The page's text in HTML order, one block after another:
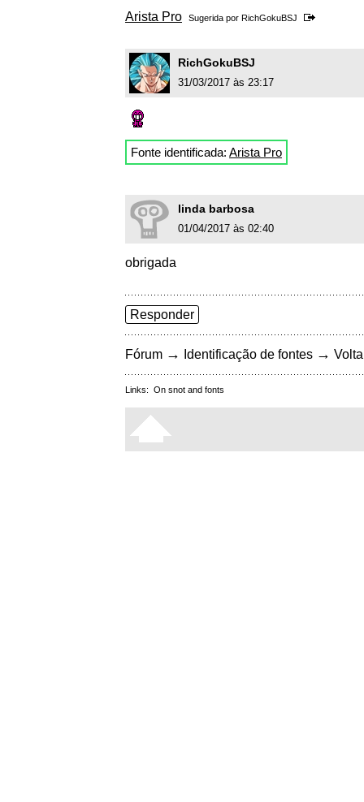
Arista Pro Sugerida por RichGokuBSJ
RichGokuBSJ
31/03/2017 às 23:17
Fonte identificada: Arista Pro
linda barbosa
01/04/2017 às 02:40
obrigada
Responder
Fórum → Identificação de fontes →
Links: On snot and fonts